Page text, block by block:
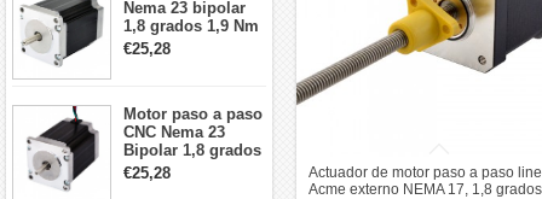
Nema 23 bipolar
1,8 grados 1,9 Nm
2,8 A 3,2 V
57x57x76mm 4
€25,28
Motor paso a paso
CNC Nema 23
Bipolar 1,8 grados
1,9 Nm 3A 3,36 V
57x57x76mm 4
€25,28
Actuador de motor paso a paso
Acme externo NEMA 17, 1,8